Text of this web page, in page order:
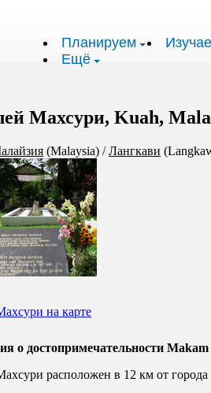
Планируем
Ещё
Махсури, Kuah,
(Malaysia) /Лангкави
на карте
о достопримечательности
расположен в 12 км от города